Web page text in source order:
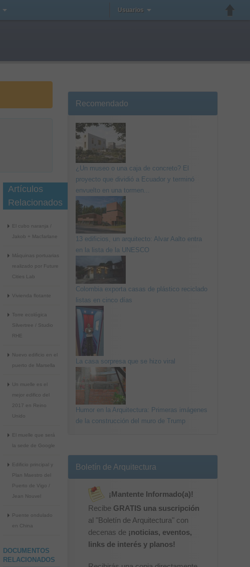
Usuarios
Artículos
Relacionados
El cubo naranja /
Jakob + Macfarlane
Máquinas portuarias
realizado por Future
Cities Lab
Vivienda flotante
Torre ecológica
Silvertree / Studio
RHE
Nuevo edificio en el
puerto de Marsella
Un muelle es el
mejor edifico del
2017 en Reino
Unido
El muelle que será
la sede de Google
Edificio principal y
Plan Maestro del
Puerto de Vigo /
Jean Nouvel
Puente ondulado
en China
DOCUMENTOS
RELACIONADOS
Recomendado
¿Un museo o una caja de concreto? El
proyecto que dividió a Ecuador y terminó
envuelto en una tormen...
13 edificios, un arquitecto: Alvar Aalto entra
en la lista de la UNESCO
Colombia exporta casas de plástico reciclado
listas en cinco días
La casa sorpresa que se hizo viral
Humor en la Arquitectura: Primeras imágenes
de la construcción del muro de Trump
Boletín de Arquitectura
¡Mantente Informado(a)!
Recibe GRATIS una suscripción
al "Boletín de Arquitectura" con
decenas de ¡noticias, eventos,
links de interés y planos!